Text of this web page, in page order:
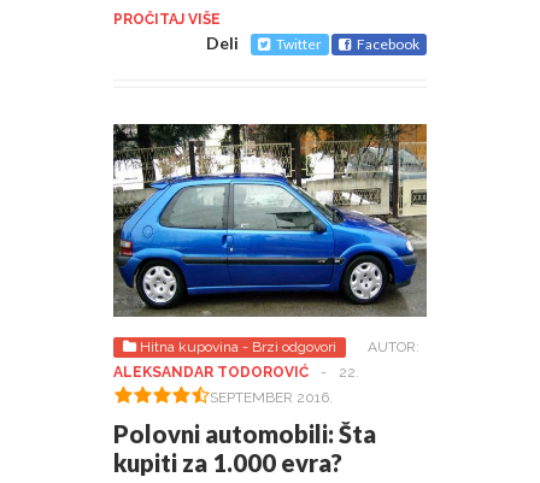
PROČITAJ VIŠE
Deli Twitter Facebook
Hitna kupovina - Brzi odgovori
AUTOR:
ALEKSANDAR TODOROVIĆ
-
22.
SEPTEMBER 2016.
Polovni automobili: Šta
kupiti za 1.000 evra?